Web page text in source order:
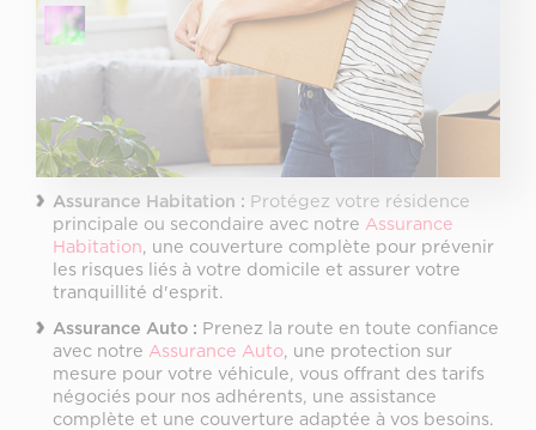
Assurance Habitation : Protégez votre résidence
principale ou secondaire avec notre Assurance
Habitation, une couverture complète pour prévenir
les risques liés à votre domicile et assurer votre
tranquillité d'esprit.
Assurance Auto : Prenez la route en toute confiance
avec notre Assurance Auto, une protection sur
mesure pour votre véhicule, vous offrant des tarifs
négociés pour nos adhérents, une assistance
complète et une couverture adaptée à vos besoins.